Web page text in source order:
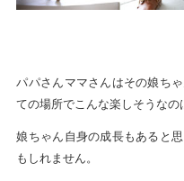
パパさんママさんはその娘ち
ての場所でこんな楽しそうなの
娘ちゃん自身の成長もあると
もしれません。